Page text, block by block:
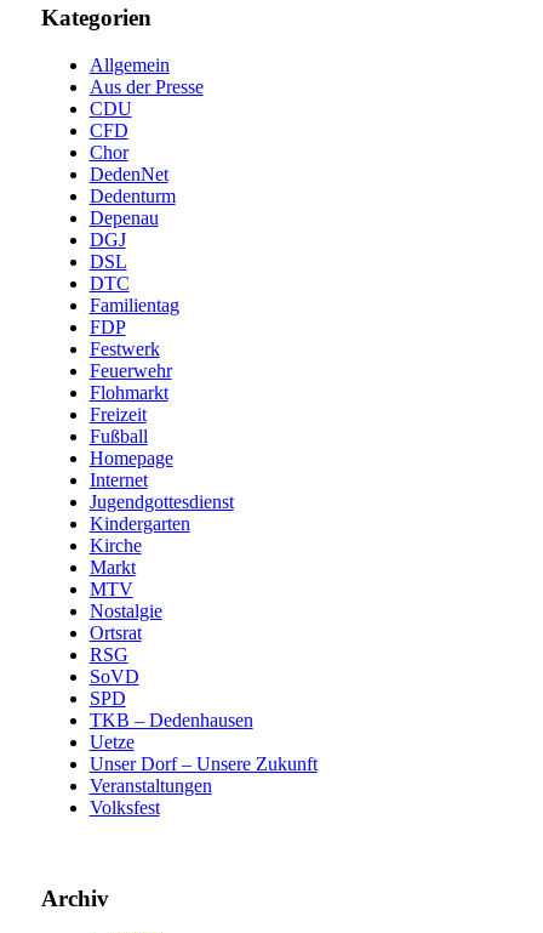
Kategorien
Allgemein
Aus der Presse
CDU
CFD
Chor
DedenNet
Dedenturm
Depenau
DGJ
DSL
DTC
Familientag
FDP
Festwerk
Feuerwehr
Flohmarkt
Freizeit
Fußball
Homepage
Internet
Jugendgottesdienst
Kindergarten
Kirche
Markt
MTV
Nostalgie
Ortsrat
RSG
SoVD
SPD
TKB – Dedenhausen
Uetze
Unser Dorf – Unsere Zukunft
Veranstaltungen
Volksfest
Archiv